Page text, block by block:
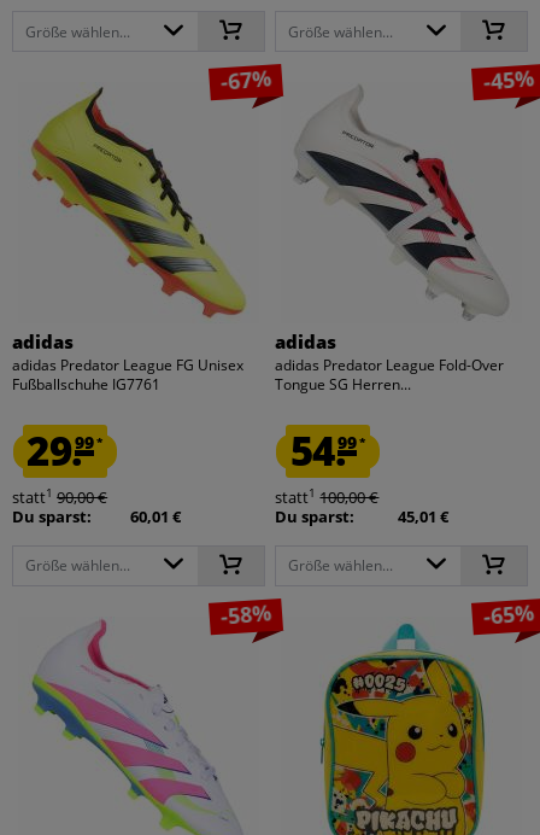
Größe wählen... Größe wählen...
-67%
adidas
adidas Predator League FG Unisex
Fußballschuhe IG7761
29.99*
statt1 90,00 €
Du sparst:
60,01 €
Größe wählen...
-45%
adidas
adidas Predator League Fold-Over
Tongue SG Herren...
54.99*
statt1 100,00 €
Du sparst:
45,01 €
Größe wählen...
-58% -65%